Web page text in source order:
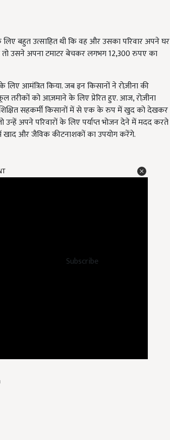
Subscribe
बहुत उत्साहित थी कि वह और उसका परिवार अपने घर
उसने अपना टमाटर बेचकर लगभग 12,300 रुपए का
आमंत्रित किया. जब इन किसानों ने रोज़ीना की
तरीकों को आज़माने के लिए प्रेरित हुए. आज, रोज़ीना
सहकर्मी किसानों में से एक के रुप में खुद को देखकर
अपने परिवारों के लिए पर्याप्त भोजन देने में मदद करते
खाद और जैविक कीटनाशकों का उपयोग करेंगे.